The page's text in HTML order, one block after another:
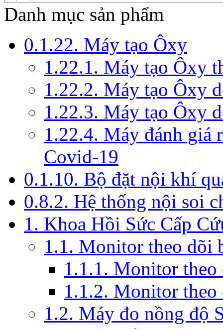
Danh mục sản phẩm
0.1.22. Máy tạo Ôxy
1.22.1. Máy tạo Ôxy
1.22.2. Máy tạo Ôxy
1.22.3. Máy tạo Ôxy
1.22.4. Máy đánh giá
Covid-19
0.1.10. Bộ đặt nội khí
0.8.2. Hệ thống nội soi
1. Khoa Hồi Sức Cấp
1.1. Monitor theo dõi
1.1.1. Monitor theo
1.1.2. Monitor
1.2. Máy đo nồng độ